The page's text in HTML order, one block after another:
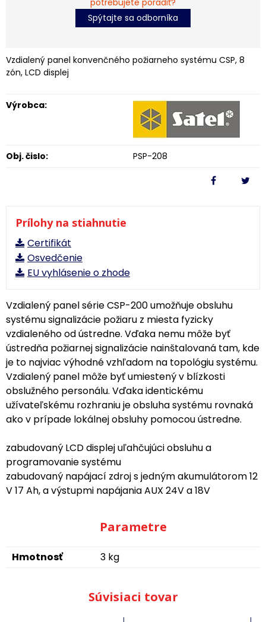
potrebujete poradiť?
Spýtajte sa odborníka
Vzdialený panel konvenčného požiarneho systému CSP, 8
zón, LCD displej
Výrobca:
Obj. čislo: PSP-208
Prílohy na stiahnutie
Certifikát
Osvedčenie
EU vyhlásenie o zhode
Vzdialený panel série CSP-200 umožňuje obsluhu
systému signalizácie požiaru z miesta fyzicky
vzdialeného od ústredne. Vďaka nemu môže byť
ústredňa požiarnej signalizácie nainštalovaná tam, kde
je to najviac výhodné vzhľadom na topológiu systému.
Vzdialený panel môže byť umiestený v blízkosti
obslužného personálu. Vďaka identickému
užívateľskému rozhraniu je obsluha systému rovnaká
ako v prípade lokálnej obsluhy pomocou ústredne.
zabudovaný LCD displej uľahčujúci obsluhu a
programovanie systému
zabudovaný napájací zdroj s jedným akumulátorom 12
V 17 Ah, a výstupmi napájania AUX 24V a 18V
Parametre
Hmotnosť 3 kg
Súvisiaci tovar